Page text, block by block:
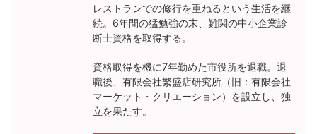
レストランでの修行を重ねるという生活を継
続。6年間の猛勉強の末、難関の中小企業診
断士資格を取得する。
資格取得を機に7年勤めた市役所を退職。退
職後、有限会社繁盛店研究所（旧：有限会社
マーケット・クリエーション）を設立し、独
立を果たす。